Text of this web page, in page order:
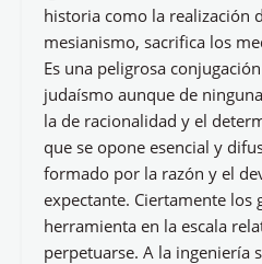
historia como la realización
mesianismo, sacrifica los
Es una peligrosa
judaísmo aunque de
la de racionalidad y el
que se opone esencial y
formado por la razón y el
expectante. Ciertamente los
herramienta en la escala
perpetuarse. A la ingeniería